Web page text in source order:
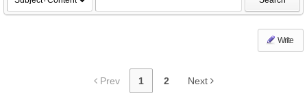
Write
Prev 1 2 Next